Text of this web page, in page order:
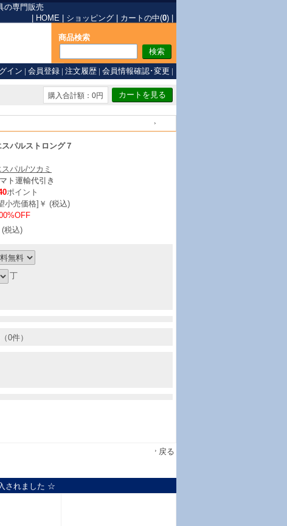
の専門販売
HOME ショッピング カートの中(0)
商品検索
イン | 会員登録 | 注文履歴 | 会員情報確認･変更 |
購入合計額：0円
パルストロング７
パル/ツカミ
ト運輸代引き
ポイント
小売価格]￥ (税込)
(税込)
丁
0件）
戻る
されました ☆